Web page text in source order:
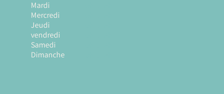
Mardi
Mercredi
Jeudi
vendredi
Samedi
Dimanche